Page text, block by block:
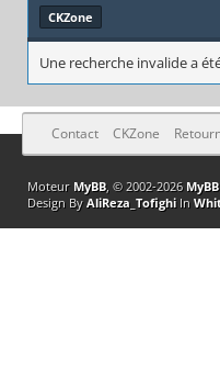
CKZone
Une recherche invalide a
Contact CKZone
Moteur MyBB, © 2002-2026
Design By AliReza_TofighiIn